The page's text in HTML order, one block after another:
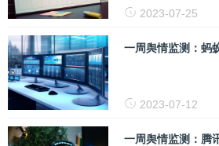
2023-07-25
一周舆情监测：蚂
2023-07-12
一周舆情监测：腾